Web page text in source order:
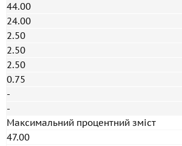
44.00
24.00
2.50
2.50
2.50
0.75
-
-
Максимальний процентний зміст
47.00